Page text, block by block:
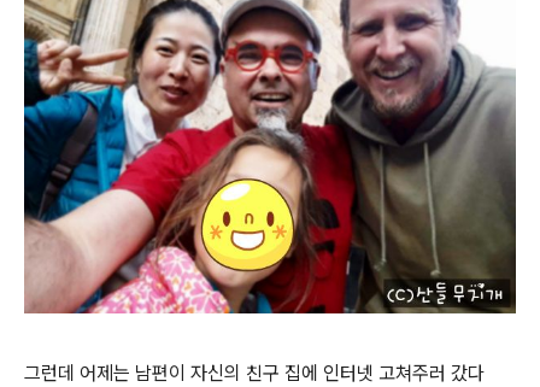
그런데 어제는 남편이 자신의 친구 집에 인터넷 고쳐주러 갔다